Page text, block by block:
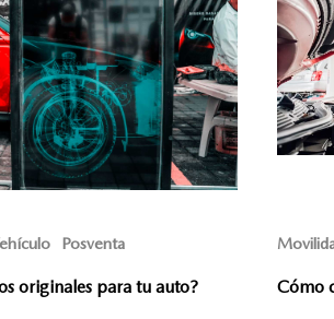
Posventa
originales para tu auto? Cómo